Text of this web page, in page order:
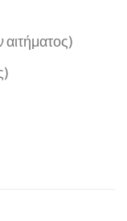
αιτήματος)